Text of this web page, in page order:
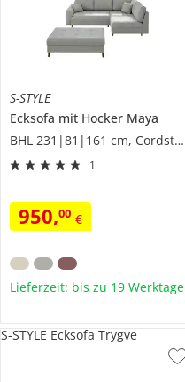
S-STYLE
Ecksofa mit Hocker Maya
BHL 231|81|161 cm, Cordstoff
1
950,00 €
Lieferzeit: bis zu 19 Werktage
S-STYLE Ecksofa Trygve